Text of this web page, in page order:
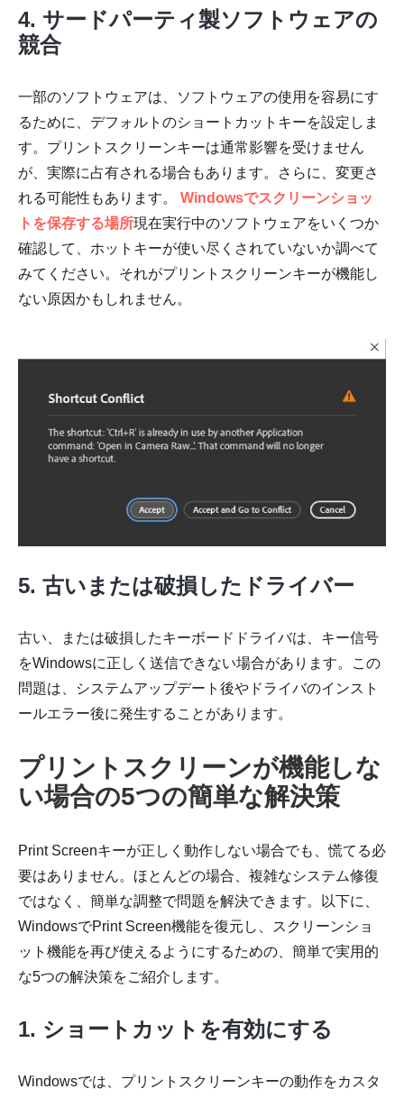
4. サードパーティ製ソフトウェアの
競合
一部のソフトウェアは、ソフトウェアの使用を容易にす
るために、デフォルトのショートカットキーを設定しま
す。プリントスクリーンキーは通常影響を受けません
が、実際に占有される場合もあります。さらに、変更さ
れる可能性もあります。 Windowsでスクリーンショッ
トを保存する場所現在実行中のソフトウェアをいくつか
確認して、ホットキーが使い尽くされていないか調べて
みてください。それがプリントスクリーンキーが機能し
ない原因かもしれません。
5. 古いまたは破損したドライバー
古い、または破損したキーボードドライバは、キー信号
をWindowsに正しく送信できない場合があります。この
問題は、システムアップデート後やドライバのインスト
ールエラー後に発生することがあります。
プリントスクリーンが機能しな
い場合の5つの簡単な解決策
Print Screenキーが正しく動作しない場合でも、慌てる必
要はありません。ほとんどの場合、複雑なシステム修復
ではなく、簡単な調整で問題を解決できます。以下に、
WindowsでPrint Screen機能を復元し、スクリーンショ
ット機能を再び使えるようにするための、簡単で実用的
な5つの解決策をご紹介します。
1. ショートカットを有効にする
Windowsでは、プリントスクリーンキーの動作をカスタ